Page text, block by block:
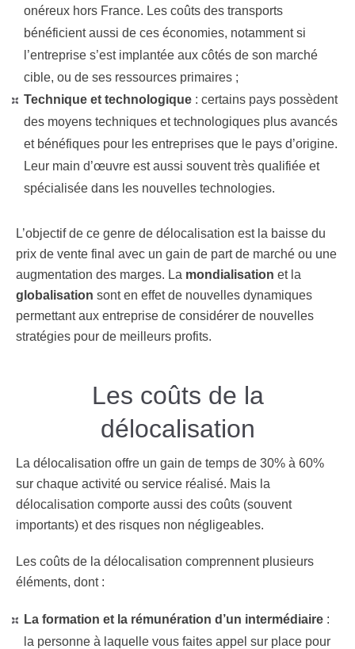
onéreux hors France. Les coûts des transports
bénéficient aussi de ces économies, notamment si
l’entreprise s’est implantée aux côtés de son marché
cible, ou de ses ressources primaires ;
Technique et technologique : certains pays possèdent
des moyens techniques et technologiques plus avancés
et bénéfiques pour les entreprises que le pays d’origine.
Leur main d’œuvre est aussi souvent très qualifiée et
spécialisée dans les nouvelles technologies.
L’objectif de ce genre de délocalisation est la baisse du
prix de vente final avec un gain de part de marché ou une
augmentation des marges. La mondialisation et la
globalisation sont en effet de nouvelles dynamiques
permettant aux entreprise de considérer de nouvelles
stratégies pour de meilleurs profits.
Les coûts de la
délocalisation
La délocalisation offre un gain de temps de 30% à 60%
sur chaque activité ou service réalisé. Mais la
délocalisation comporte aussi des coûts (souvent
importants) et des risques non négligeables.
Les coûts de la délocalisation comprennent plusieurs
éléments, dont :
La formation et la rémunération d’un intermédiaire :
la personne à laquelle vous faites appel sur place pour